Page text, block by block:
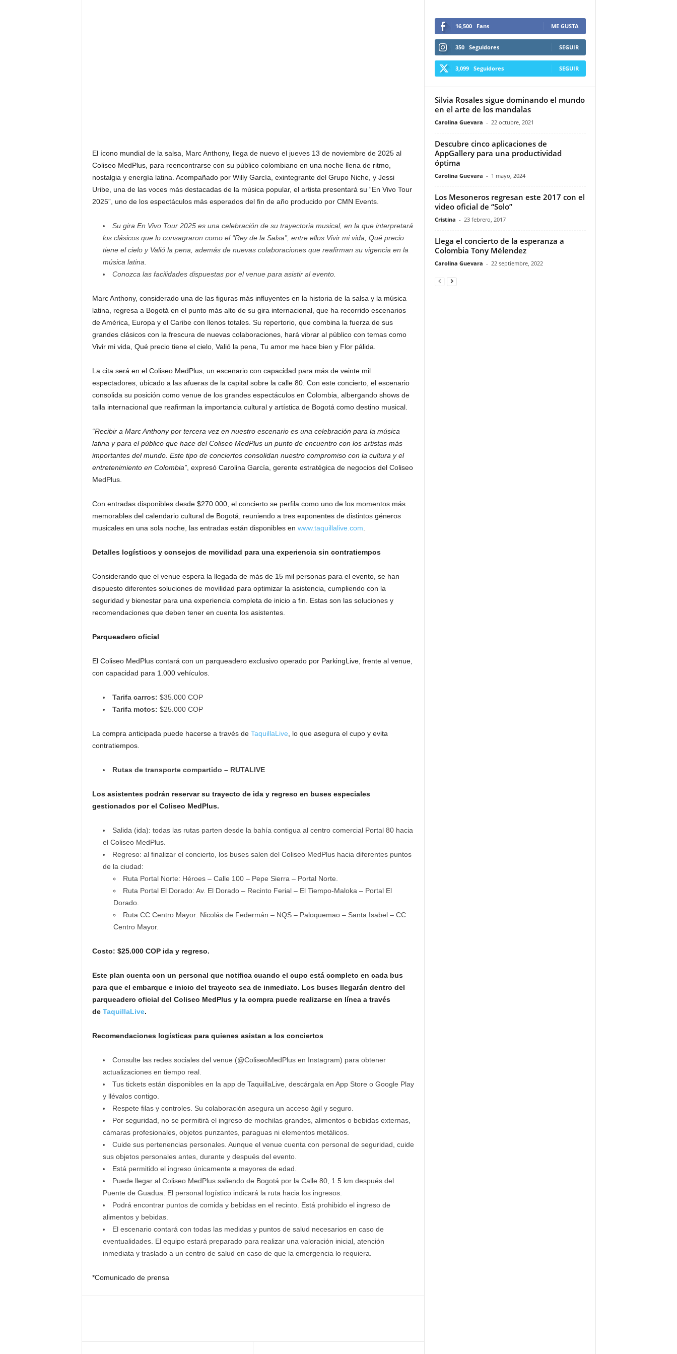
El ícono mundial de la salsa, Marc Anthony, llega de nuevo el jueves 13 de noviembre de 2025 al
Coliseo MedPlus, para reencontrarse con su público colombiano en una noche llena de ritmo,
nostalgia y energía latina. Acompañado por Willy García, exintegrante del Grupo Niche, y Jessi
Uribe, una de las voces más destacadas de la música popular, el artista presentará su “En Vivo Tour
2025”, uno de los espectáculos más esperados del fin de año producido por CMN Events.
Su gira En Vivo Tour 2025 es una celebración de su trayectoria musical, en la que interpretará
los clásicos que lo consagraron como el “Rey de la Salsa”, entre ellos Vivir mi vida, Qué precio
tiene el cielo y Valió la pena, además de nuevas colaboraciones que reafirman su vigencia en la
música latina.
Conozca las facilidades dispuestas por el venue para asistir al evento.
Marc Anthony, considerado una de las figuras más influyentes en la historia de la salsa y la música
latina, regresa a Bogotá en el punto más alto de su gira internacional, que ha recorrido escenarios
de América, Europa y el Caribe con llenos totales. Su repertorio, que combina la fuerza de sus
grandes clásicos con la frescura de nuevas colaboraciones, hará vibrar al público con temas como
Vivir mi vida, Qué precio tiene el cielo, Valió la pena, Tu amor me hace bien y Flor pálida.
La cita será en el Coliseo MedPlus, un escenario con capacidad para más de veinte mil
espectadores, ubicado a las afueras de la capital sobre la calle 80. Con este concierto, el escenario
consolida su posición como venue de los grandes espectáculos en Colombia, albergando shows de
talla internacional que reafirman la importancia cultural y artística de Bogotá como destino musical.
“Recibir a Marc Anthony por tercera vez en nuestro escenario es una celebración para la música
latina y para el público que hace del Coliseo MedPlus un punto de encuentro con los artistas más
importantes del mundo. Este tipo de conciertos consolidan nuestro compromiso con la cultura y el
entretenimiento en Colombia”, expresó Carolina García, gerente estratégica de negocios del Coliseo
MedPlus.
Con entradas disponibles desde $270.000, el concierto se perfila como uno de los momentos más
memorables del calendario cultural de Bogotá, reuniendo a tres exponentes de distintos géneros
musicales en una sola noche, las entradas están disponibles en www.taquillalive.com
Detalles logísticos y consejos de movilidad para una experiencia sin contratiempos
Considerando que el venue espera la llegada de más de 15 mil personas para el evento, se han
dispuesto diferentes soluciones de movilidad para optimizar la asistencia, cumpliendo con la
seguridad y bienestar para una experiencia completa de inicio a fin. Estas son las soluciones y
recomendaciones que deben tener en cuenta los asistentes.
Parqueadero oficial
El Coliseo MedPlus contará con un parqueadero exclusivo operado por ParkingLive, frente al venue,
con capacidad para 1.000 vehículos.
Tarifa carros: $35.000 COP
Tarifa motos: $25.000 COP
La compra anticipada puede hacerse a través deTaquillaLive , lo que asegura el cupo y evita
contratiempos.
Rutas de transporte compartido – RUTALIVE
Los asistentes podrán reservar su trayecto de ida y regreso en buses especiales
gestionados por el Coliseo MedPlus.
Salida (ida): todas las rutas parten desde la bahía contigua al centro comercial Portal 80 hacia
el Coliseo MedPlus.
Regreso: al finalizar el concierto, los buses salen del Coliseo MedPlus hacia diferentes puntos
de la ciudad:
Ruta Portal Norte: Héroes – Calle 100 – Pepe Sierra – Portal Norte.
Ruta Portal El Dorado: Av. El Dorado – Recinto Ferial – El Tiempo-Maloka – Portal El
Dorado.
Ruta CC Centro Mayor: Nicolás de Federmán – NQS – Paloquemao – Santa Isabel – CC
Centro Mayor.
Costo: $25.000 COP ida y regreso.
Este plan cuenta con un personal que notifica cuando el cupo está completo en cada bus
para que el embarque e inicio del trayecto sea de inmediato. Los buses llegarán dentro del
parqueadero oficial del Coliseo MedPlus y la compra puede realizarse en línea a través
de TaquillaLive.
Recomendaciones logísticas para quienes asistan a los conciertos
Consulte las redes sociales del venue (@ColiseoMedPlus en Instagram) para obtener
actualizaciones en tiempo real.
Tus tickets están disponibles en la app de TaquillaLive, descárgala en App Store o Google Play
y llévalos contigo.
Respete filas y controles. Su colaboración asegura un acceso ágil y seguro.
Por seguridad, no se permitirá el ingreso de mochilas grandes, alimentos o bebidas externas,
cámaras profesionales, objetos punzantes, paraguas ni elementos metálicos.
Cuide sus pertenencias personales. Aunque el venue cuenta con personal de seguridad, cuide
sus objetos personales antes, durante y después del evento.
Está permitido el ingreso únicamente a mayores de edad.
Puede llegar al Coliseo MedPlus saliendo de Bogotá por la Calle 80, 1.5 km después del
Puente de Guadua. El personal logístico indicará la ruta hacia los ingresos.
Podrá encontrar puntos de comida y bebidas en el recinto. Está prohibido el ingreso de
alimentos y bebidas.
El escenario contará con todas las medidas y puntos de salud necesarios en caso de
eventualidades. El equipo estará preparado para realizar una valoración inicial, atención
inmediata y traslado a un centro de salud en caso de que la emergencia lo requiera.
*Comunicado de prensa
16,500 Fans ME GUSTA
350 Seguidores SEGUIR
3,099 Seguidores SEGUIR
Silvia Rosales sigue dominando el mundo
en el arte de los mandalas
Carolina Guevara - 22 octubre, 2021
Descubre cinco aplicaciones de
AppGallery para una productividad
óptima
Carolina Guevara - 1 mayo, 2024
Los Mesoneros regresan este 2017 con el
video oficial de “Solo”
Cristina - 23 febrero, 2017
Llega el concierto de la esperanza a
Colombia Tony Mélendez
Carolina Guevara - 22 septiembre, 2022